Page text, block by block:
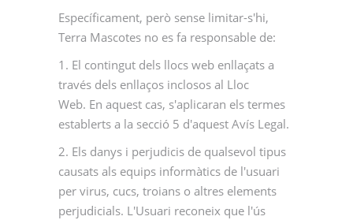
Específicament, però sense limitar-s'hi,
Terra Mascotes no es fa responsable de:
1. El contingut dels llocs web enllaçats a
través dels enllaços inclosos al Lloc
Web. En aquest cas, s'aplicaran els termes
establerts a la secció 5 d'aquest Avís Legal.
2. Els danys i perjudicis de qualsevol tipus
causats als equips informàtics de l'usuari
per virus, cucs, troians o altres elements
perjudicials. L'Usuari reconeix que l'ús